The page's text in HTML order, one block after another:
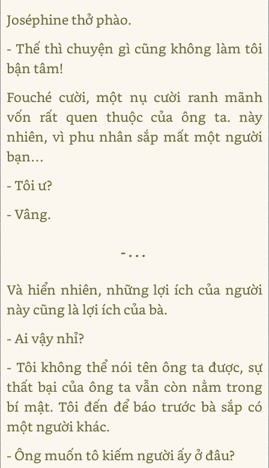
Joséphine thở phào.
- Thế thì chuyện gì cũng không làm tôi
bận tâm!
Fouché cười, một nụ cười ranh mãnh
vốn rất quen thuộc của ông ta. này
nhiên, vì phu nhân sắp mất một người
bạn…
- Tôi ư?
- Vâng.
-...
Và hiển nhiên, những lợi ích của người
này cũng là lợi ích của bà.
- Ai vậy nhỉ?
- Tôi không thể nói tên ông ta được, sự
thất bại của ông ta vẫn còn nằm trong
bí mật. Tôi đến để báo trước bà sắp có
một người khác.
- Ông muốn tô kiếm người ấy ở đâu?